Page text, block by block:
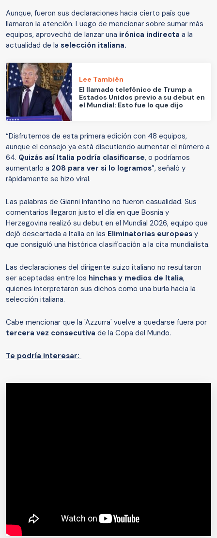
Aunque, fueron sus declaraciones hacia cierto país que
llamaron la atención. Luego de mencionar sobre sumar más
equipos, aprovechó de lanzar una irónica indirecta a la
actualidad de la selección italiana.
Lee También
El llamado telefónico de Trump a
Estados Unidos previo a su debut en
el Mundial: Esto fue lo que dijo
“Disfrutemos de esta primera edición con 48 equipos,
aunque el consejo ya está discutiendo aumentar el número a
64. Quizás así Italia podría clasificarse, o podríamos
aumentarlo a 208 para ver si lo logramos”, señaló y
rápidamente se hizo viral.
Las palabras de Gianni Infantino no fueron casualidad. Sus
comentarios llegaron justo el día en que Bosnia y
Herzegovina realizó su debut en el Mundial 2026, equipo que
dejó descartada a Italia en las Eliminatorias europeas y
que consiguió una histórica clasificación a la cita mundialista.
Las declaraciones del dirigente suizo italiano no resultaron
ser aceptadas entre los hinchas y medios de Italia,
quienes interpretaron sus dichos como una burla hacia la
selección italiana.
Cabe mencionar que la 'Azzurra' vuelve a quedarse fuera por
tercera vez consecutiva de la Copa del Mundo.
Te podría interesar: